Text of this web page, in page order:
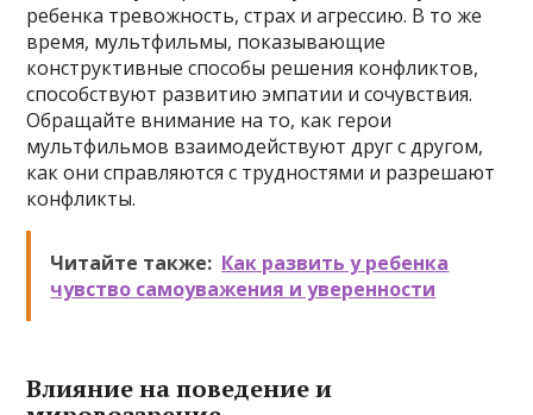
ребенка тревожность, страх и агрессию. В то же
время, мультфильмы, показывающие
конструктивные способы решения конфликтов,
способствуют развитию эмпатии и сочувствия.
Обращайте внимание на то, как герои
мультфильмов взаимодействуют друг с другом,
как они справляются с трудностями и разрешают
конфликты.
Читайте также: Как развить у ребенка
чувство самоуважения и уверенности
Влияние на поведение и